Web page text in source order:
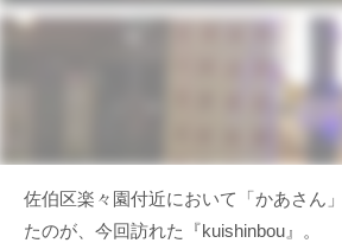
佐伯区楽々園付近において「かあさん
たのが、今回訪れた『kuishinbou』。